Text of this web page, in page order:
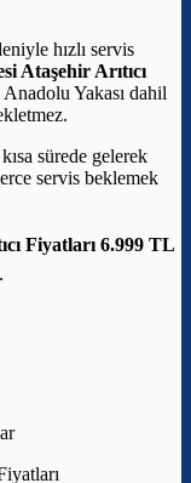
hızlı servis
Ataşehir Arıtıcı
Yakası dahil
sürede gelerek
servis beklemek
Fiyatları 6.999 TL